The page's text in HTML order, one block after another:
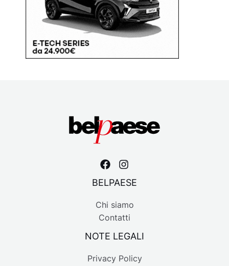
BELPAESE
Chi siamo
Contatti
NOTE LEGALI
Privacy Policy